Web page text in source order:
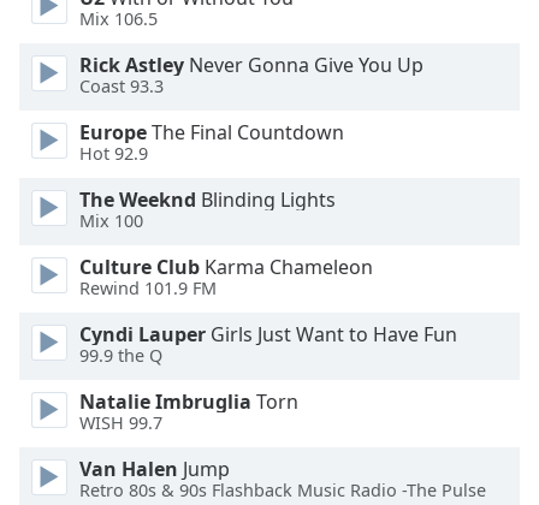
Opacity
Font
Size
Text
Edge
Style
Font
Done
Mix 106.5
Rick Astley Never Gonna Give You Up
Coast 93.3
EuropeThe Final Countdown
Hot 92.9
The Weeknd Blinding Lights
Mix 100
Culture Club Karma Chameleon
Rewind 101.9 FM
Cyndi Lauper Girls Just Want to Have Fun
99.9 the Q
Natalie Imbruglia Torn
WISH 99.7
Van Halen Jump
Retro 80s & 90s Flashback Music Radio -The Pulse